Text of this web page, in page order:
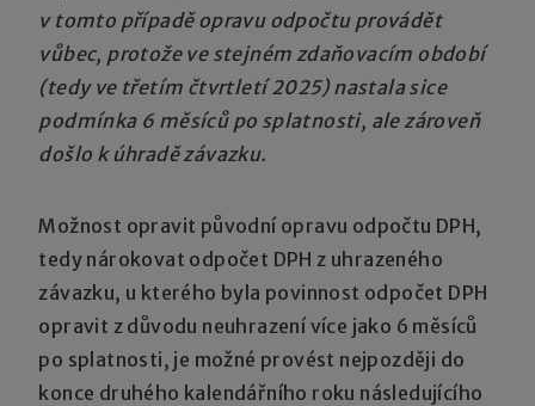
v tomto případě opravu odpočtu provádět
vůbec, protože ve stejném zdaňovacím období
(tedy ve třetím čtvrtletí 2025) nastala sice
podmínka 6 měsíců po splatnosti, ale zároveň
došlo k úhradě závazku.
Možnost opravit původní opravu odpočtu DPH,
tedy nárokovat odpočet DPH z uhrazeného
závazku, u kterého byla povinnost odpočet DPH
opravit z důvodu neuhrazení více jako 6 měsíců
po splatnosti, je možné provést nejpozději do
konce druhého kalendářního roku následujícího